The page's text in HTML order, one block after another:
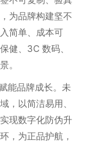
为品牌构建坚不
简单、成本可
健、3C 数码、
。
能品牌成长。未
，以简洁易用、
现数字化防伪升
，为正品护航，